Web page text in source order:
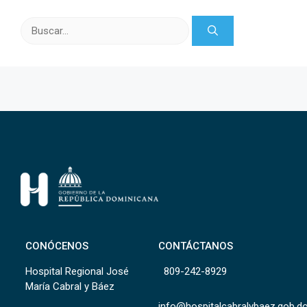
CONÓCENOS
Hospital Regional José
María Cabral y Báez
CONTÁCTANOS
809-242-8929